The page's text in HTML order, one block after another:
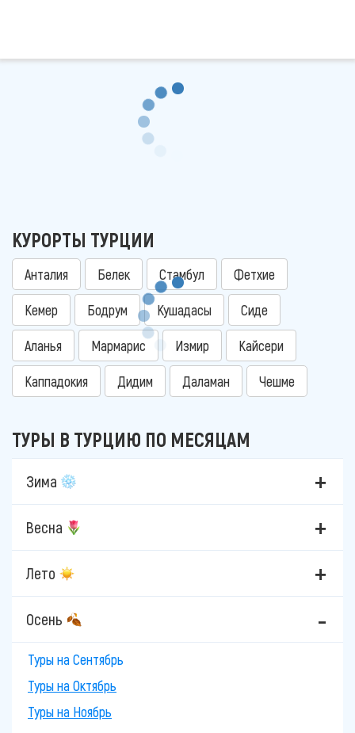
КУРОРТЫ ТУРЦИИ
Анталия Белек Стамбул Фетхие
Кемер Бодрум Кушадасы Сиде
Аланья Мармарис Измир Кайсери
Каппадокия Дидим Даламан Чешме
ТУРЫ В ТУРЦИЮ ПО МЕСЯЦАМ
Зима
Весна
Лето
Осень
Туры на Сентябрь
Туры на Октябрь
Туры на Ноябрь